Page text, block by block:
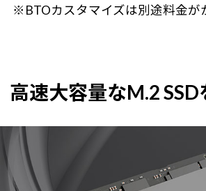
※BTOカスタマイズは別途料金が
高速大容量なM.2